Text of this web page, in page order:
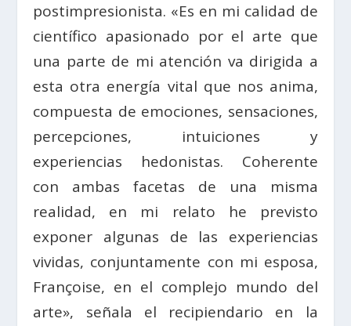
postimpresionista. «Es en mi calidad de
científico apasionado por el arte que
una parte de mi atención va dirigida a
esta otra energía vital que nos anima,
compuesta de emociones, sensaciones,
percepciones, intuiciones y
experiencias hedonistas. Coherente
con ambas facetas de una misma
realidad, en mi relato he previsto
exponer algunas de las experiencias
vividas, conjuntamente con mi esposa,
Françoise, en el complejo mundo del
arte», señala el recipiendario en la